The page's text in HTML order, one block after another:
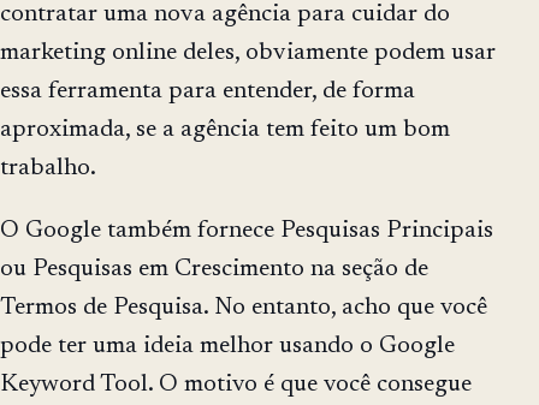
contratar uma nova agência para cuidar do
marketing online deles, obviamente podem usar
essa ferramenta para entender, de forma
aproximada, se a agência tem feito um bom
trabalho.
O Google também fornece Pesquisas Principais
ou Pesquisas em Crescimento na seção de
Termos de Pesquisa. No entanto, acho que você
pode ter uma ideia melhor usando o Google
Keyword Tool. O motivo é que você consegue